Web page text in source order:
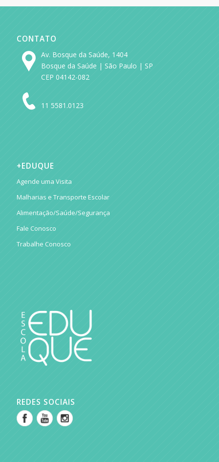
CONTATO
Av. Bosque da Saúde, 1404
Bosque da Saúde | São Paulo | SP
CEP 04142-082
11 5581.0123
+EDUQUE
Agende uma Visita
Malharias e Transporte Escolar
Alimentação/Saúde/Segurança
Fale Conosco
Trabalhe Conosco
REDES SOCIAIS